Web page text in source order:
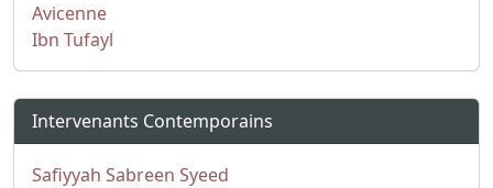
Avicenne
Ibn Tufayl
Intervenants Contemporains
Safiyyah Sabreen Syeed